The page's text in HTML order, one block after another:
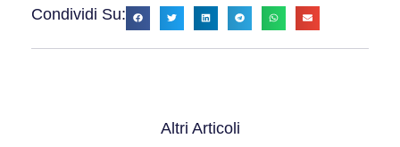
Condividi Su:
Altri Articoli